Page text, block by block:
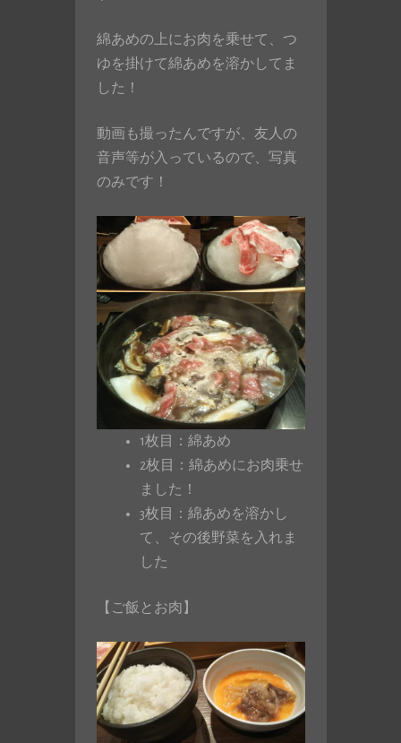
綿あめの上にお肉を乗せて、つ
ゆを掛けて綿あめを溶かしてま
した！
動画も撮ったんですが、友人の
音声等が入っているので、写真
のみです！
1枚目：綿あめ
2枚目：綿あめにお肉乗せ
ました！
3枚目：綿あめを溶かし
て、その後野菜を入れま
した
【ご飯とお肉】